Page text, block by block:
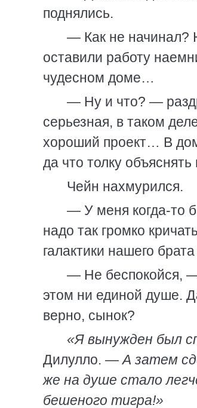
поднялись.
— Как не начинал?
оставили работу
чудесном доме…
— Ну и что? —
серьезная, в таком
хороший проект… В
да что толку
Чейн нахмурился.
— У меня когда-то
надо так громко
галактики нашего
— Не беспокойся,
этом ни единой душе.
верно, сынок?
«Я вынужден был
Дилулло. —А затем
же на душе стало
бешеного тигра!»